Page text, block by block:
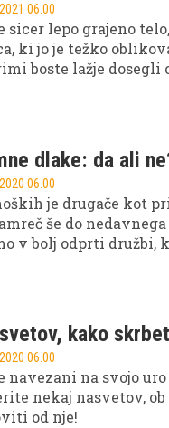
06.00
sicer lepo grajeno
ki jo je težko
boste lažje dosegli
dlake: da ali
06.00
je drugače kot
še do
v bolj odprti družbi,
kako
06.00
navezani na svojo
nekaj nasvetov,
od nje!